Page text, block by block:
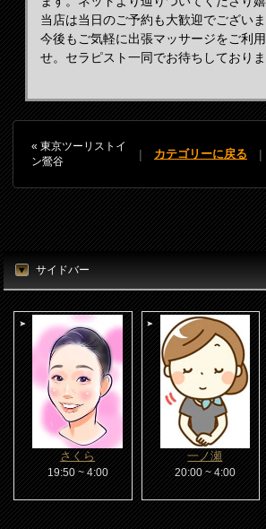
当店は当日のご予約も大歓迎でござい
今後もご気軽に出張マッサージをご利
せ。セラピスト一同でお待ちしておりま
« 東京ツーリストイ
ン鶯谷
| カテゴリーに戻る |
サイドバー
さくら
19:50 ~ 4:00
一ノ瀬
20:00 ~ 4:00